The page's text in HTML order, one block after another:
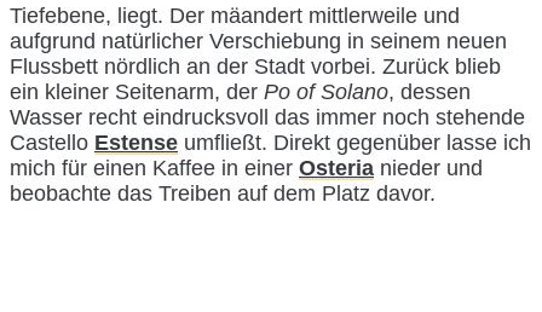
Tiefebene, liegt. Der mäandert mittlerweile und
aufgrund natürlicher Verschiebung in seinem neuen
Flussbett nördlich an der Stadt vorbei. Zurück blieb
ein kleiner Seitenarm, der Po of Solano, dessen
Wasser recht eindrucksvoll das immer noch stehende
Castello Estense umfließt. Direkt gegenüber lasse ich
mich für einen Kaffee in einer Osteria nieder und
beobachte das Treiben auf dem Platz davor.